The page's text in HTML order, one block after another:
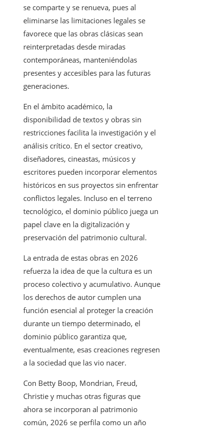
se comparte y se renueva, pues al
eliminarse las limitaciones legales se
favorece que las obras clásicas sean
reinterpretadas desde miradas
contemporáneas, manteniéndolas
presentes y accesibles para las futuras
generaciones.
En el ámbito académico, la
disponibilidad de textos y obras sin
restricciones facilita la investigación y el
análisis crítico. En el sector creativo,
diseñadores, cineastas, músicos y
escritores pueden incorporar elementos
históricos en sus proyectos sin enfrentar
conflictos legales. Incluso en el terreno
tecnológico, el dominio público juega un
papel clave en la digitalización y
preservación del patrimonio cultural.
La entrada de estas obras en 2026
refuerza la idea de que la cultura es un
proceso colectivo y acumulativo. Aunque
los derechos de autor cumplen una
función esencial al proteger la creación
durante un tiempo determinado, el
dominio público garantiza que,
eventualmente, esas creaciones regresen
a la sociedad que las vio nacer.
Con Betty Boop, Mondrian, Freud,
Christie y muchas otras figuras que
ahora se incorporan al patrimonio
común, 2026 se perfila como un año